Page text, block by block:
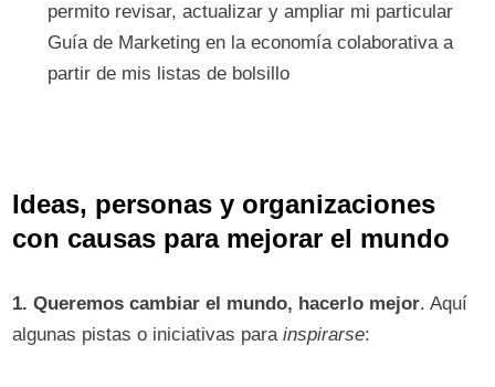
permito revisar, actualizar y ampliar mi particular
Guía de Marketing en la economía colaborativa a
partir de mis listas de bolsillo
Ideas, personas y organizaciones
con causas para mejorar el mundo
1. Queremos cambiar el mundo, hacerlo mejor. Aquí
algunas pistas o iniciativas parainspirarse: